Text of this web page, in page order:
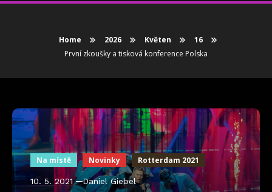
Home 2026 Květen
16
První zkoušky a tisková konference Polska
Na místě Novinky Rotterdam 2021
10. 5. 2021 Daniel Giebel